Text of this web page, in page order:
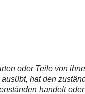
oder Teile von
hat den
handelt